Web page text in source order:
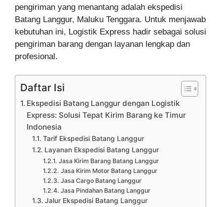
pengiriman yang menantang adalah ekspedisi
Batang Langgur, Maluku Tenggara. Untuk menjawab
kebutuhan ini, Logistik Express hadir sebagai solusi
pengiriman barang dengan layanan lengkap dan
profesional.
Daftar Isi
Ekspedisi Batang Langgur dengan Logistik
Express: Solusi Tepat Kirim Barang ke Timur
Indonesia
Tarif Ekspedisi Batang Langgur
Layanan Ekspedisi Batang Langgur
Jasa Kirim Barang Batang Langgur
Jasa Kirim Motor Batang Langgur
Jasa Cargo Batang Langgur
Jasa Pindahan Batang Langgur
Jalur Ekspedisi Batang Langgur